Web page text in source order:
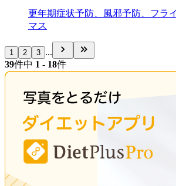
更年期症状予防、風邪予防、フラ
マス
1 2 3 ...
39件中 1 - 18件